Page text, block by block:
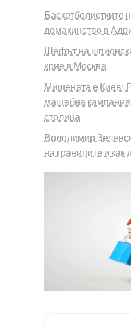
Баскетболистките
домакинство в
Шефът на
крие в Москва
Мишената е Киев!
мащабна кампания
столица
Володимир
на границите и как